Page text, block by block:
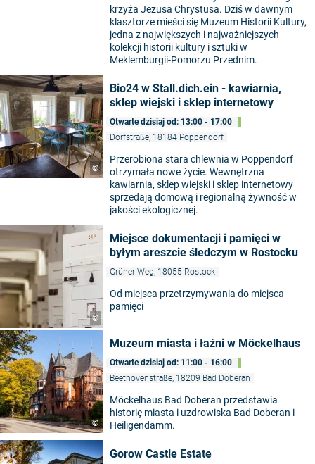
krzyża Jezusa Chrystusa. Dziś w dawnym
klasztorze mieści się Muzeum Historii Kultury,
jedna z największych i najważniejszych
kolekcji historii kultury i sztuki w
Meklemburgii-Pomorzu Przednim.
©
Bio24 w Stall.dich.ein - kawiarnia,
sklep wiejski i sklep internetowy
Otwarte dzisiaj od: 13:00 - 17:00
Dorfstraße, 18184 Poppendorf
Przerobiona stara chlewnia w Poppendorf
otrzymała nowe życie. Wewnętrzna
kawiarnia, sklep wiejski i sklep internetowy
sprzedają domową i regionalną żywność w
jakości ekologicznej.
©
Miejsce dokumentacji i pamięci w
byłym areszcie śledczym w Rostocku
Grüner Weg, 18055 Rostock
Od miejsca przetrzymywania do miejsca
pamięci
©
Muzeum miasta i łaźni w Möckelhaus
Otwarte dzisiaj od: 11:00 - 16:00
Beethovenstraße, 18209 Bad Doberan
Möckelhaus Bad Doberan przedstawia
historię miasta i uzdrowiska Bad Doberan i
Heiligendamm.
Gorow Castle Estate